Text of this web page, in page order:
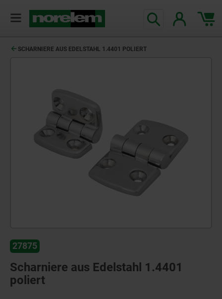
SCHARNIERE AUS EDELSTAHL 1.4401 POLIERT
27875
Scharniere aus Edelstahl 1.4401
poliert